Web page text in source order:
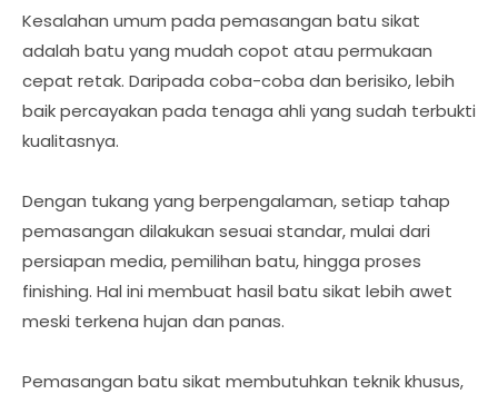
Kesalahan umum pada pemasangan batu sikat
adalah batu yang mudah copot atau permukaan
cepat retak. Daripada coba-coba dan berisiko, lebih
baik percayakan pada tenaga ahli yang sudah terbukti
kualitasnya.
Dengan tukang yang berpengalaman, setiap tahap
pemasangan dilakukan sesuai standar, mulai dari
persiapan media, pemilihan batu, hingga proses
finishing. Hal ini membuat hasil batu sikat lebih awet
meski terkena hujan dan panas.
Pemasangan batu sikat membutuhkan teknik khusus,